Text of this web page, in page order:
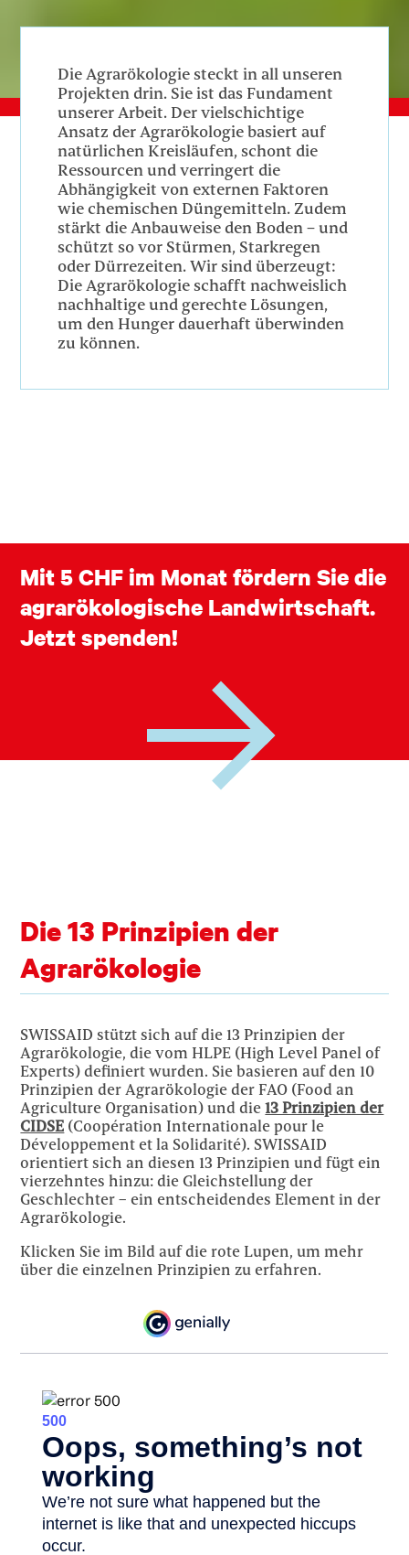
Die Agrarökologie steckt in all unseren
Projekten drin. Sie ist das Fundament
unserer Arbeit. Der vielschichtige
Ansatz der Agrarökologie basiert auf
natürlichen Kreisläufen, schont die
Ressourcen und verringert die
Abhängigkeit von externen Faktoren
wie chemischen Düngemitteln. Zudem
stärkt die Anbauweise den Boden – und
schützt so vor Stürmen, Starkregen
oder Dürrezeiten. Wir sind überzeugt:
Die Agrarökologie schafft nachweislich
nachhaltige und gerechte Lösungen,
um den Hunger dauerhaft überwinden
zu können.
Mit 5 CHF im Monat fördern Sie die
agrarökologische Landwirtschaft.
Jetzt spenden!
Die 13 Prinzipien der
Agrarökologie
SWISSAID stützt sich auf die 13 Prinzipien der
Agrarökologie, die vom HLPE (High Level Panel of
Experts) definiert wurden. Sie basieren auf den 10
Prinzipien der Agrarökologie der FAO (Food an
Agriculture Organisation) und die13 Prinzipien der
CIDSE (Coopération Internationale pour le
Développement et la Solidarité). SWISSAID
orientiert sich an diesen 13 Prinzipien und fügt ein
vierzehntes hinzu: die Gleichstellung der
Geschlechter – ein entscheidendes Element in der
Agrarökologie.
Klicken Sie im Bild auf die rote Lupen, um mehr
über die einzelnen Prinzipien zu erfahren.